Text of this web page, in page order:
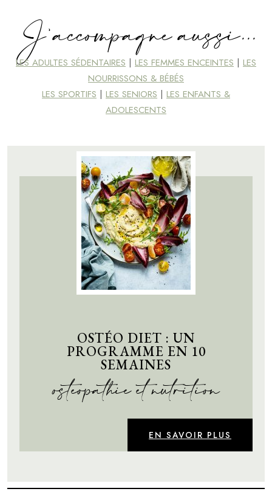
J'accompagne aussi...
LES ADULTES SÉDENTAIRES | LES FEMMES ENCEINTES | LES
NOURRISSONS & BÉBÉS
LES SPORTIFS | LES SENIORS | LES ENFANTS &
ADOLESCENTS
OSTÉO DIET : UN
PROGRAMME EN 10
SEMAINES
ostéopathie et nutrition
EN SAVOIR PLUS